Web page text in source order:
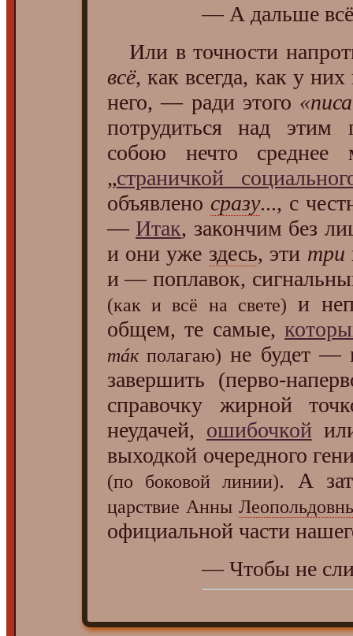
— А дальше
Или в точности
всё, как всегда, как у
него, — ради этого
потрудиться над этим
собою нечто
„страничкой
объявлено сразу..., с
— Итак, закончим без
и они уже здесь, эти три
и — поплавок,
(как и всё на свете) и
общем, те самые,
тáкполагаю) не будет —
завершить (перво-
справочку жирной
неудачей, ошибочкой
выходкой очередного
(по боковой линии). А
царствие Анны
официальной части
— Чтобы не